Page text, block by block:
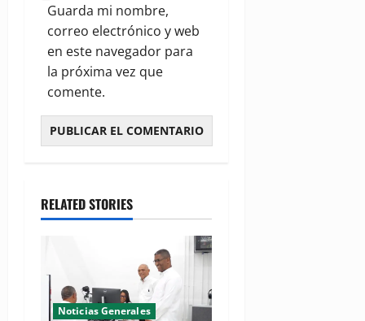
Guarda mi nombre,
correo electrónico y web
en este navegador para
la próxima vez que
comente.
RELATED STORIES
Noticias Generales